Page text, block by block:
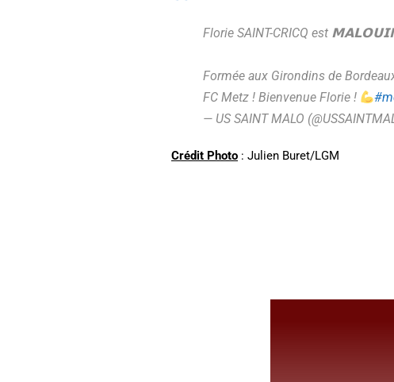
Florie SAINT-CRICQ est
Formée aux Girondins de
FC Metz ! Bienvenue Florie !
— US SAINT MALO
Crédit Photo : Julien Buret/LGM